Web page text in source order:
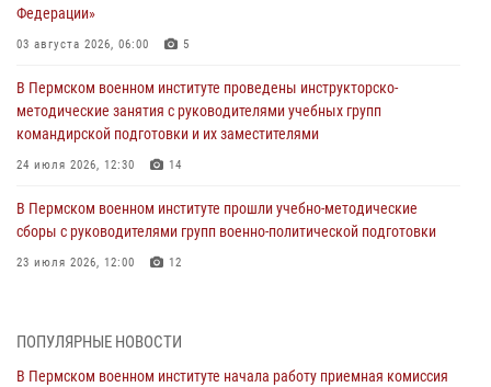
Федерации»
03 августа 2026, 06:00 5
В Пермском военном институте проведены инструкторско-
методические занятия с руководителями учебных групп
командирской подготовки и их заместителями
24 июля 2026, 12:30 14
В Пермском военном институте прошли учебно-методические
сборы с руководителями групп военно-политической подготовки
23 июля 2026, 12:00 12
Федерации проводится выставка, посвящённая войскам
правопорядка
ПОПУЛЯРНЫЕ НОВОСТИ
В Пермском военном институте начала работу приемная комиссия